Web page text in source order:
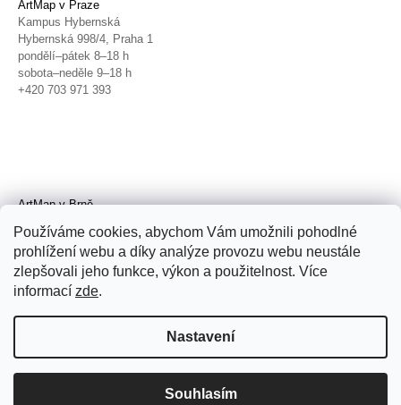
Používáme cookies, abychom Vám umožnili pohodlné
prohlížení webu a díky analýze provozu webu neustále
zlepšovali jeho funkce, výkon a použitelnost. Více
informací zde.
Nastavení
Souhlasím
ArtMap v Praze
Kampus Hybernská
Hybernská 998/4, Praha 1
pondělí–pátek 8–18 h
sobota–neděle 9–18 h
+420 703 971 393
ArtMap v Brně
Radnická 4, Brno
úterý–pátek 11–19 h
sobota 14–19 h
+420 702 152 298